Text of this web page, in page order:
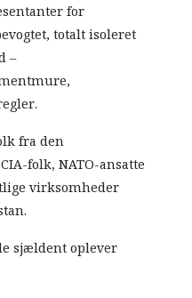
for
totalt isoleret
–
fra den
folk, NATO-ansatte
virksomheder
sjældent oplever